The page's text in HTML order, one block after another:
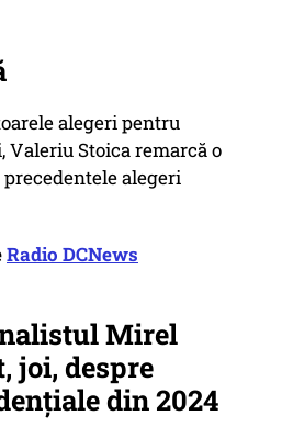
alegeri pentru
Valeriu Stoica remarcă o
alegeri
Radio DCNews
Mirel
joi, despre
din 2024